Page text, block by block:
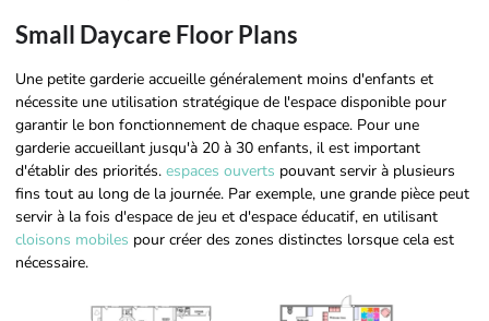
Small Daycare Floor Plans
Une petite garderie accueille généralement moins d'enfants et
nécessite une utilisation stratégique de l'espace disponible pour
garantir le bon fonctionnement de chaque espace. Pour une
garderie accueillant jusqu'à 20 à 30 enfants, il est important
d'établir des priorités. espaces ouverts pouvant servir à plusieurs
fins tout au long de la journée. Par exemple, une grande pièce peut
servir à la fois d'espace de jeu et d'espace éducatif, en utilisant
cloisons mobiles pour créer des zones distinctes lorsque cela est
nécessaire.